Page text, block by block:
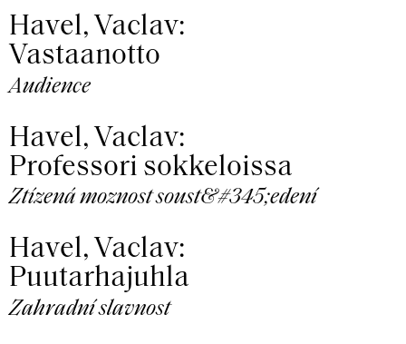
Havel, Vaclav:
Vastaanotto
Audience
Havel, Vaclav:
Professori sokkeloissa
Ztízená moznost soust&#345;edení
Havel, Vaclav:
Puutarhajuhla
Zahradní slavnost